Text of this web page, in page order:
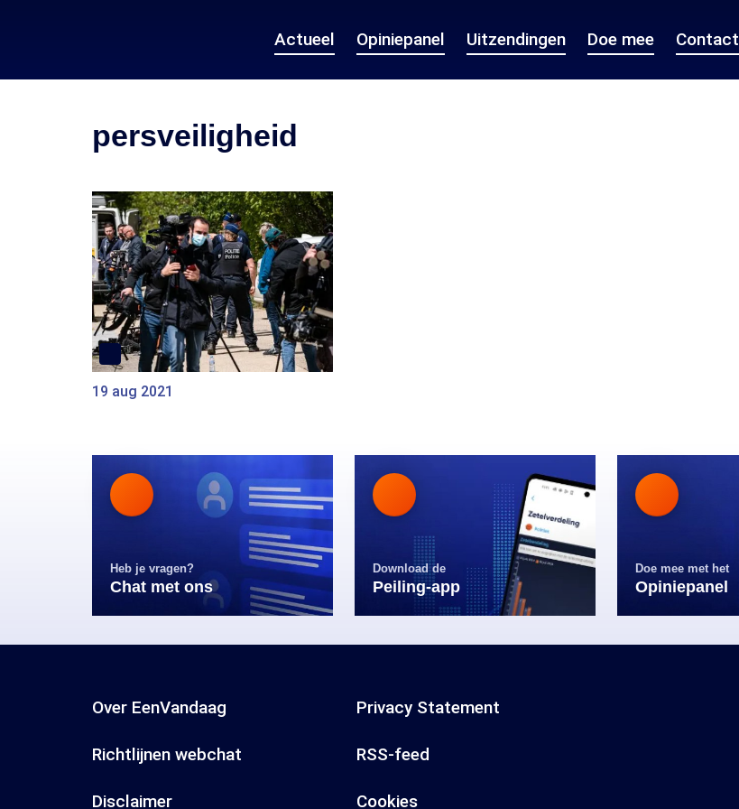
Actueel Opiniepanel Uitzendingen Doe mee Contact
persveiligheid
19 aug 2021
Heb je vragen?
Chat met ons
Download de
Peiling-app
Doe mee met het
Opiniepanel
Over EenVandaag Privacy Statement
Richtlijnen webchat RSS-feed
Disclaimer Cookies